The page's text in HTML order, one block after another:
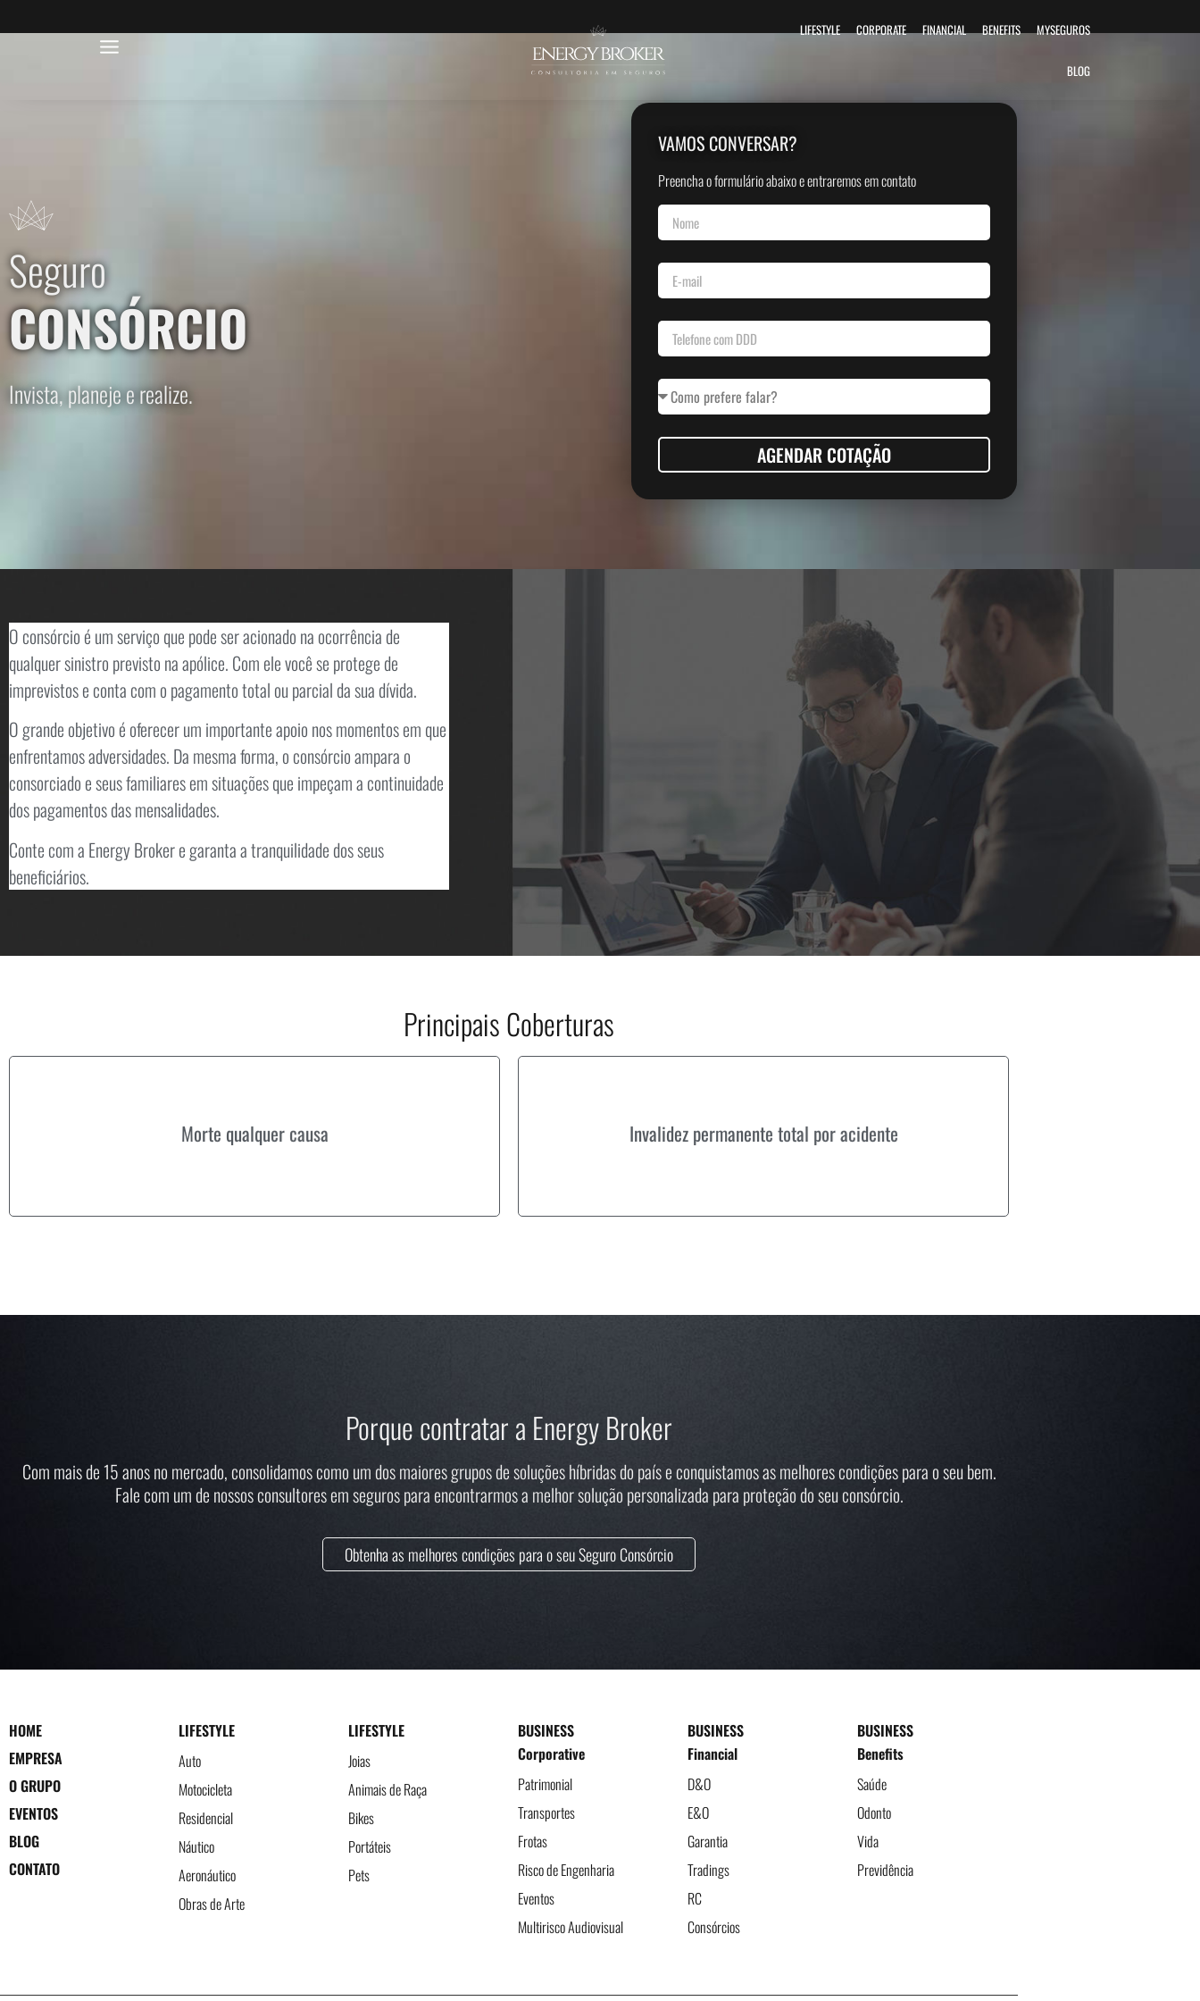
LIFESTYLE CORPORATE FINANCIAL BENEFITS MYSEGUROS
BLOG
Seguro
CONSÓRCIO
Invista, planeje e realize.
VAMOS CONVERSAR?
Preencha o formulário abaixo e entraremos em contato
AGENDAR COTAÇÃO
O consórcio é um serviço que pode ser acionado na ocorrência de
qualquer sinistro previsto na apólice. Com ele você se protege de
imprevistos e conta com o pagamento total ou parcial da sua dívida.
O grande objetivo é oferecer um importante apoio nos momentos em que
enfrentamos adversidades. Da mesma forma, o consórcio ampara o
consorciado e seus familiares em situações que impeçam a continuidade
dos pagamentos das mensalidades.
Conte com a Energy Broker e garanta a tranquilidade dos seus
beneficiários.
Principais Coberturas
Morte qualquer causa
Morte qualquer causa Invalidez permanente total por acidente
Invalidez permanente total por acidente
Porque contratar a Energy Broker
Com mais de 15 anos no mercado, consolidamos como um dos maiores grupos de soluções híbridas do país e conquistamos as melhores condições para o seu bem.
Fale com um de nossos consultores em seguros para encontrarmos a melhor solução personalizada para proteção do seu consórcio.
Obtenha as melhores condições para o seu Seguro Consórcio
HOME
EMPRESA
O GRUPO
EVENTOS
BLOG
CONTATO
LIFESTYLE
Auto
Motocicleta
Residencial
Náutico
Aeronáutico
Obras de Arte
LIFESTYLE
Joias
Animais de Raça
Bikes
Portáteis
Pets
BUSINESS
Corporative
Patrimonial
Transportes
Frotas
Risco de Engenharia
Eventos
Multirisco Audiovisual
BUSINESS
Financial
D&O
E&O
Garantia
Tradings
RC
Consórcios
BUSINESS
Benefits
Saúde
Odonto
Vida
Previdência